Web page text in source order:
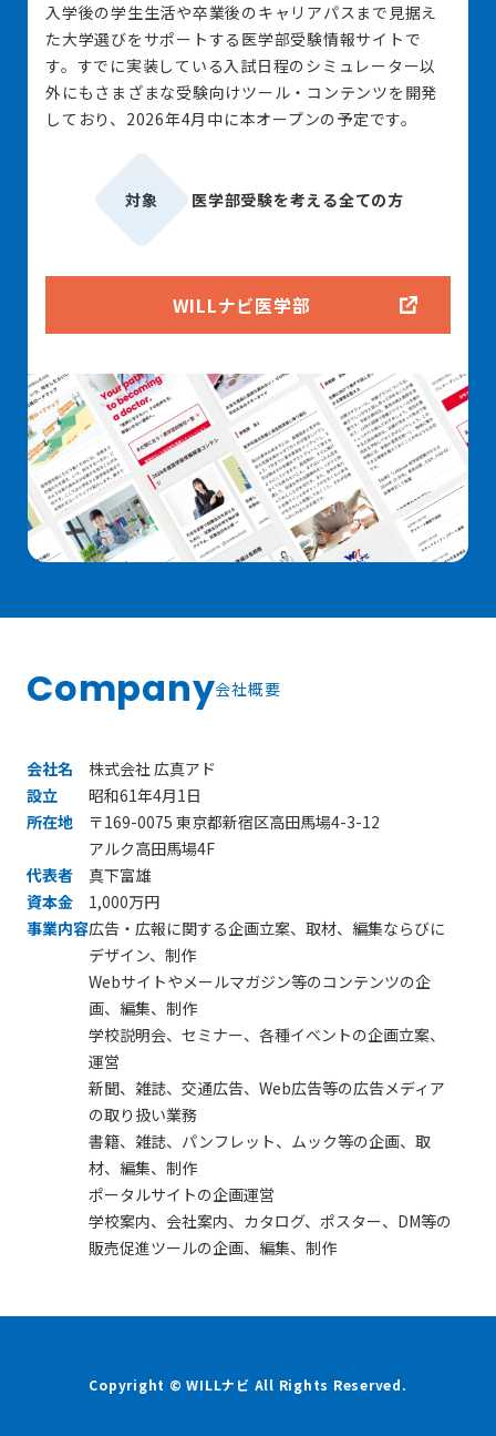
入学後の学生生活や卒業後のキャリアパスまで見据え
た大学選びをサポートする医学部受験情報サイトで
す。すでに実装している入試日程のシミュレーター以
外にもさまざまな受験向けツール・コンテンツを開発
しており、2026年4月中に本オープンの予定です。
対象 医学部受験を考える全ての方
WILLナビ医学部
Company会社概要
会社名
株式会社 広真アド
設立
昭和61年4月1日
所在地
〒169-0075 東京都新宿区高田馬場4-3-12
アルク高田馬場4F
代表者
真下富雄
資本金
1,000万円
事業内容広告・広報に関する企画立案、取材、編集ならびに
デザイン、制作
Webサイトやメールマガジン等のコンテンツの企
画、編集、制作
学校説明会、セミナー、各種イベントの企画立案、
運営
新聞、雑誌、交通広告、Web広告等の広告メディア
の取り扱い業務
書籍、雑誌、パンフレット、ムック等の企画、取
材、編集、制作
ポータルサイトの企画運営
学校案内、会社案内、カタログ、ポスター、DM等の
販売促進ツールの企画、編集、制作
Copyright © WILLナビ All Rights Reserved.